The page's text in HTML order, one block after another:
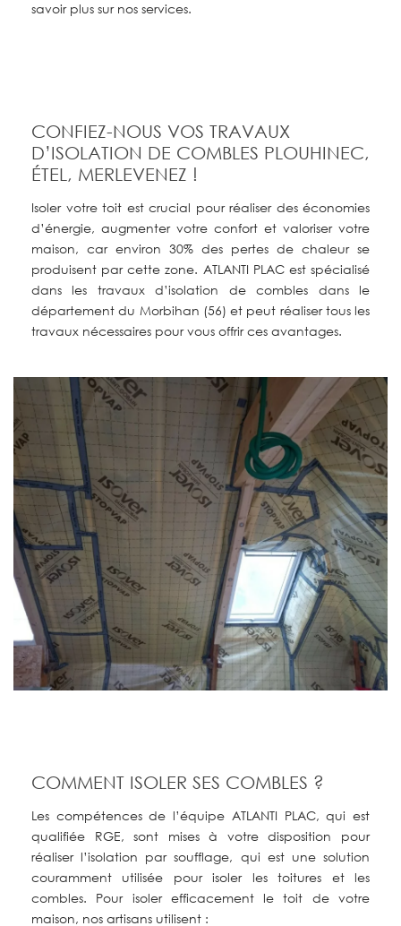
savoir plus sur nos services.
CONFIEZ-NOUS VOS TRAVAUX
D’ISOLATION DE COMBLES PLOUHINEC,
ÉTEL, MERLEVENEZ !
Isoler votre toit est crucial pour réaliser des économies
d’énergie, augmenter votre confort et valoriser votre
maison, car environ 30% des pertes de chaleur se
produisent par cette zone. ATLANTI PLAC est spécialisé
dans les travaux d’isolation de combles dans le
département du Morbihan (56) et peut réaliser tous les
travaux nécessaires pour vous offrir ces avantages.
COMMENT ISOLER SES COMBLES ?
Les compétences de l’équipe ATLANTI PLAC, qui est
qualifiée RGE, sont mises à votre disposition pour
réaliser l’isolation par soufflage, qui est une solution
couramment utilisée pour isoler les toitures et les
combles. Pour isoler efficacement le toit de votre
maison, nos artisans utilisent :